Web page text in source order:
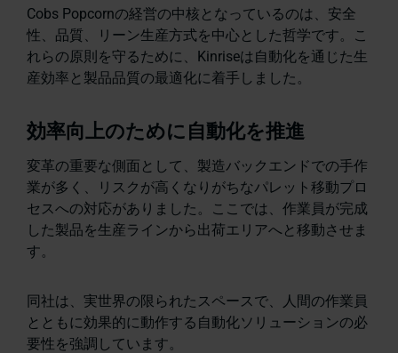
Cobs Popcornの経営の中核となっているのは、安全
性、品質、リーン生産方式を中心とした哲学です。こ
れらの原則を守るために、Kinriseは自動化を通じた生
産効率と製品品質の最適化に着手しました。
効率向上のために自動化を推進
変革の重要な側面として、製造バックエンドでの手作
業が多く、リスクが高くなりがちなパレット移動プロ
セスへの対応がありました。ここでは、作業員が完成
した製品を生産ラインから出荷エリアへと移動させま
す。
同社は、実世界の限られたスペースで、人間の作業員
とともに効果的に動作する自動化ソリューションの必
要性を強調しています。